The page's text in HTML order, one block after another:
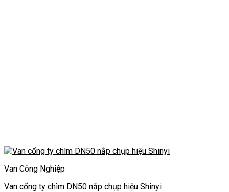
Van Công Nghiệp
Van cổng ty chìm DN50 nắp chụp hiệu Shinyi